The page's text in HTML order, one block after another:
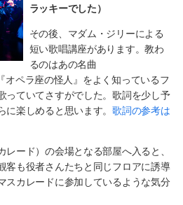
ラッキーでした）
その後、マダム・ジリーによる
短い歌唱講座があります。教わ
るのはあの名曲
オペラ座の怪人』をよく知っているフ
っていてさすがでした。歌詞を少し予
に楽しめると思います。歌詞の参考は
ード）の会場となる部屋へ入ると、
客も役者さんたちと同じフロアに誘導
スカレードに参加しているような気分